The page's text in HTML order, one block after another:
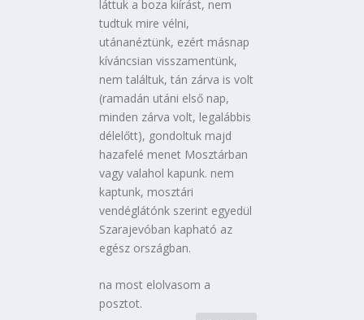
láttuk a boza kiírást, nem
tudtuk mire vélni,
utánanéztünk, ezért másnap
kíváncsian visszamentünk,
nem találtuk, tán zárva is volt
(ramadán utáni első nap,
minden zárva volt, legalábbis
délelőtt), gondoltuk majd
hazafelé menet Mosztárban
vagy valahol kapunk. nem
kaptunk, mosztári
vendéglátónk szerint egyedül
Szarajevóban kapható az
egész országban.
na most elolvasom a
posztot.